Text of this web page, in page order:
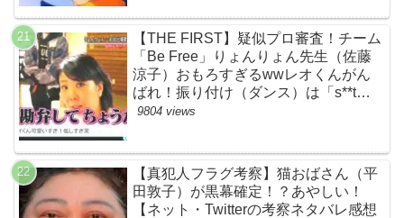
【THE FIRST】疑似プロ審査！チーム
「Be Free」りょんりょん先生（佐藤
涼子）おもろすぎるwwレオくんがん
ばれ！振り付け（ダンス）は「s**t
kingz」のOguri・Kazuki！豪華！【ネ
BE:FIRST・ビーファースト】
9804 views
【真犯人フラグ考察】猫おばさん（平
田敦子）が黒幕確定！？あやしい！
【ネット・Twitterの考察ネタバレ感想